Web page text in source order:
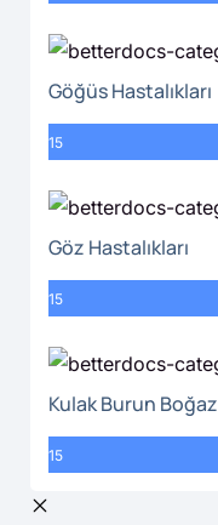
Göğüs Hastalıkları
15
Göz Hastalıkları
15
Kulak Burun Boğaz
15